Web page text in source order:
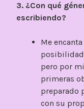
3. ¿Con qué
escribiendo?
Me
posibilidad
pero por
primeras
preparado
con su